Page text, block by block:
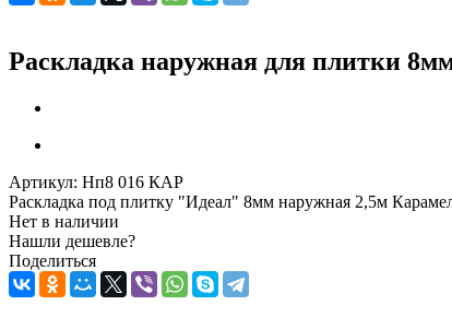
Раскладка наружная для плитки
Артикул: Нп8 016 КАР
Раскладка под плитку "Идеал" 8мм наружная 2,5м
Нет в наличии
Нашли дешевле?
Поделиться